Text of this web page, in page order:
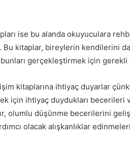
ise bu alanda okuyuculara
Bu kitaplar, bireylerin kendilerini
gerçekleştirmek için gerekli
kitaplarına ihtiyaç duyarlar
için ihtiyaç duydukları
olumlu düşünme becerilerini
olacak alışkanlıklar